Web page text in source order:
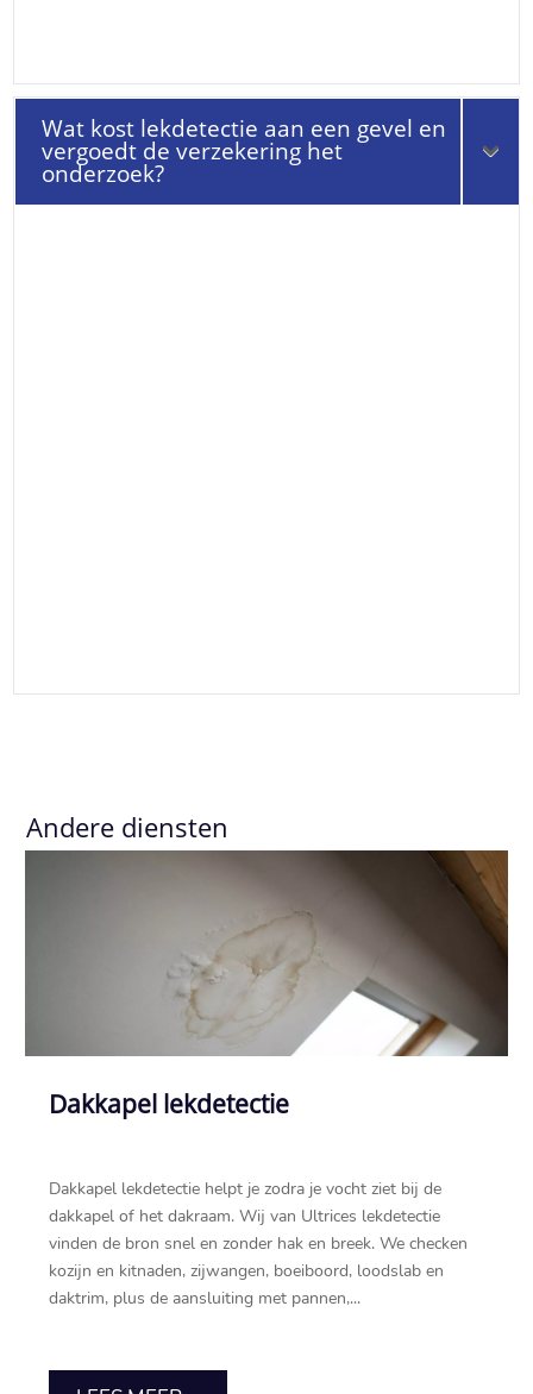
Wat kost lekdetectie aan een gevel en
vergoedt de verzekering het
onderzoek?
Andere diensten
Dakkapel lekdetectie
Dakkapel lekdetectie helpt je zodra je vocht ziet bij de
dakkapel of het dakraam.​ Wij van Ultrices lekdetectie
vinden de bron snel en zonder hak en breek.​ We checken
kozijn en kitnaden, zijwangen, boeiboord, loodslab en
daktrim, plus de aansluiting met pannen,...